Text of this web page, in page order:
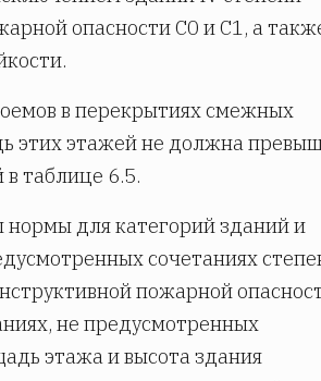
опасности С0 и С1, а
в перекрытиях смежных
этих этажей не должна
таблице 6.5.
нормы для категорий зданий и
сочетаниях
пожарной
не предусмотренных
этажа и высота здания